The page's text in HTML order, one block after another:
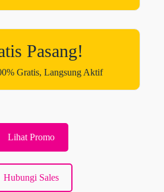
Pasang!
Gratis, Langsung Aktif
Lihat Promo
Hubungi Sales